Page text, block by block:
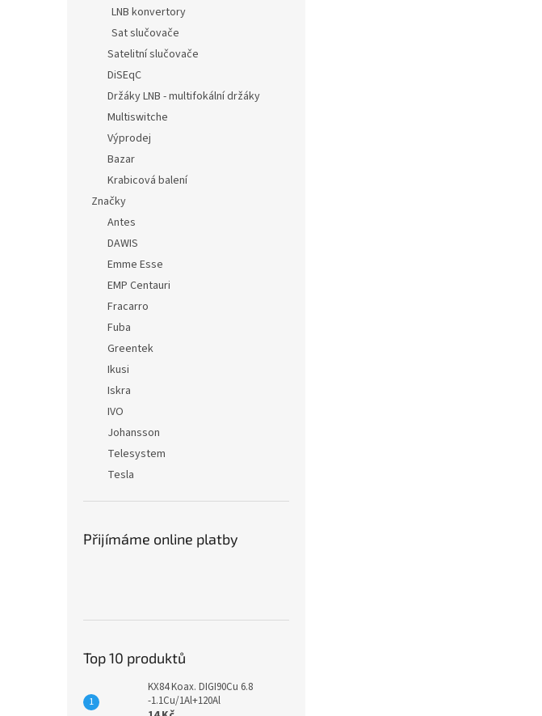
LNB konvertory
Sat slučovače
Satelitní slučovače
DiSEqC
Držáky LNB - multifokální držáky
Multiswitche
Výprodej
Bazar
Krabicová balení
Značky
Antes
DAWIS
Emme Esse
EMP Centauri
Fracarro
Fuba
Greentek
Ikusi
Iskra
IVO
Johansson
Telesystem
Tesla
Přijímáme online platby
Top 10 produktů
KX84 Koax. DIGI90Cu 6.8
-1.1Cu/1Al+120Al